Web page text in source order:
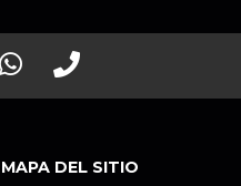
MAPA DEL SITIO